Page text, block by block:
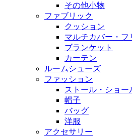
その他小物
ファブリック
クッション
マルチカバー・フ
ブランケット
カーテン
ルームシューズ
ファッション
ストール・ショー
帽子
バッグ
洋服
アクセサリー